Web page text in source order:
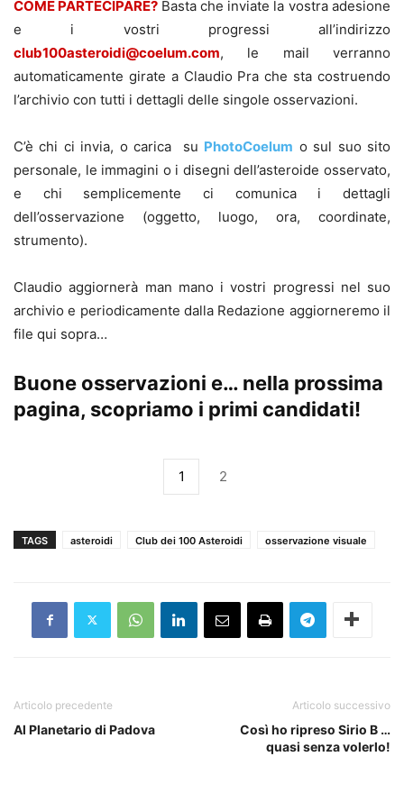
COME PARTECIPARE? Basta che inviate la vostra adesione
e i vostri progressi all’indirizzo
club100asteroidi@coelum.com, le mail verranno
automaticamente girate a Claudio Pra che sta costruendo
l’archivio con tutti i dettagli delle singole osservazioni.
C’è chi ci invia, o carica su PhotoCoelum o sul suo sito
personale, le immagini o i disegni dell’asteroide osservato,
e chi semplicemente ci comunica i dettagli
dell’osservazione (oggetto, luogo, ora, coordinate,
strumento).
Claudio aggiornerà man mano i vostri progressi nel suo
archivio e periodicamente dalla Redazione aggiorneremo il
file qui sopra…
Buone osservazioni e… nella prossima
pagina, scopriamo i primi candidati!
1 2
TAGS asteroidi Club dei 100 Asteroidi osservazione visuale
Articolo precedente
Al Planetario di Padova
Articolo successivo
Così ho ripreso Sirio B …
quasi senza volerlo!